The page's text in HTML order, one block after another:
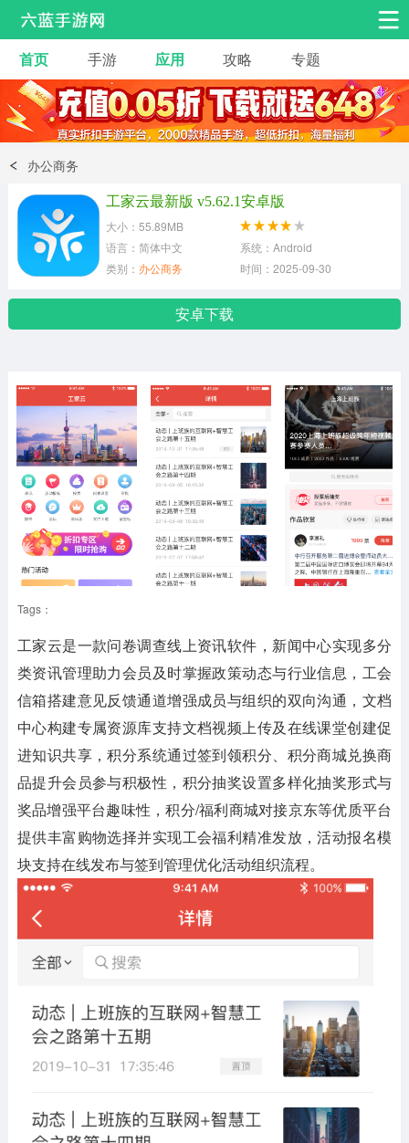
安卓手游 手游工具
热门手游 角色扮演 益智休闲
动作射击
冒险解谜 经营养成
体育竞技
首页 手游 应用 攻略 专题
办公商务
工家云最新版 v5.62.1安卓版
大小：55.89MB
语言：简体中文
系统：Android
类别： 办公商务 时间：2025-09-30
安卓下载
Tags：
工家云是一款问卷调查线上资讯软件，新闻中心实现多分
类资讯管理助力会员及时掌握政策动态与行业信息，工会
信箱搭建意见反馈通道增强成员与组织的双向沟通，文档
中心构建专属资源库支持文档视频上传及在线课堂创建促
进知识共享，积分系统通过签到领积分、积分商城兑换商
品提升会员参与积极性，积分抽奖设置多样化抽奖形式与
奖品增强平台趣味性，积分/福利商城对接京东等优质平台
提供丰富购物选择并实现工会福利精准发放，活动报名模
块支持在线发布与签到管理优化活动组织流程。